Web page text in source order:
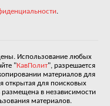
.
Использование любых
"КавПолит", разрешается
материалов для
открытая для поисковых
в независимости
материалов.